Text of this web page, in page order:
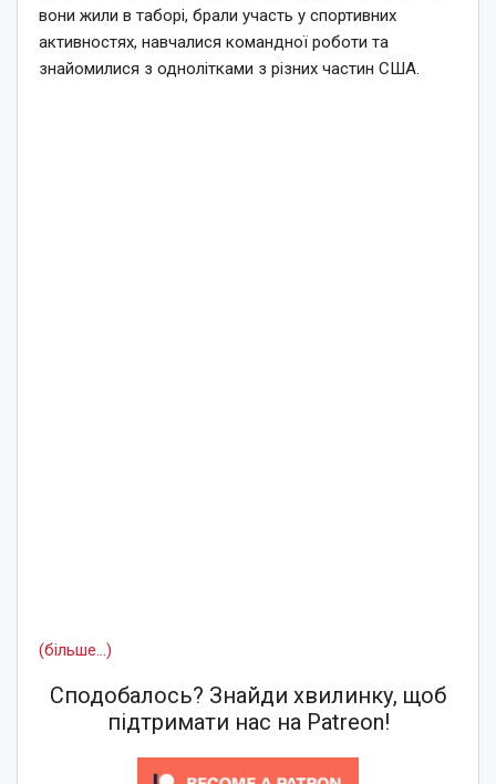
вони жили в таборі, брали участь у спортивних
активностях, навчалися командної роботи та
знайомилися з однолітками з різних частин США.
(більше…)
Сподобалось? Знайди хвилинку, щоб
підтримати нас на Patreon!